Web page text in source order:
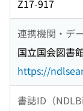
Z17-917
連携機関・デ
国立国会図書
https://
書誌ID（